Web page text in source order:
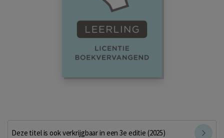
Deze titel is ook verkrijgbaar in een 3e editie (2025)